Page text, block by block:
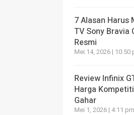
7 Alasan Harus
TV Sony Bravia
Resmi
Mei 14, 2026 | 10:50
Review Infinix
Harga
Gahar
Mei 1, 2026 | 4:11